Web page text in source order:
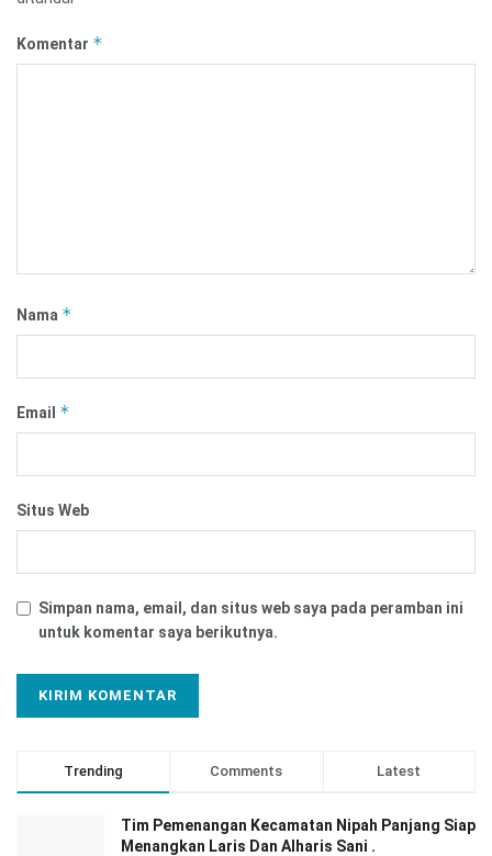
Komentar *
Nama *
Email *
Situs Web
Simpan nama, email, dan situs web saya pada peramban ini
untuk komentar saya berikutnya.
Trending Comments Latest
Tim Pemenangan Kecamatan Nipah Panjang Siap
Menangkan Laris Dan Alharis Sani .